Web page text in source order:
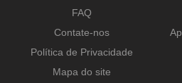
FAQ
Contate-nos
Política de Privacidade
Mapa do site